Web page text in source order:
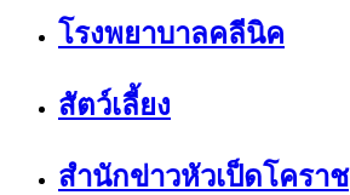
โรงพยาบาลคลีนิค
สัตว์เลี้ยง
สำนักข่าวหัวเป็ดโคราช